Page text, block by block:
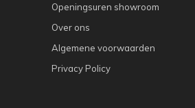
Openingsuren showroom
Over ons
Algemene voorwaarden
Privacy Policy